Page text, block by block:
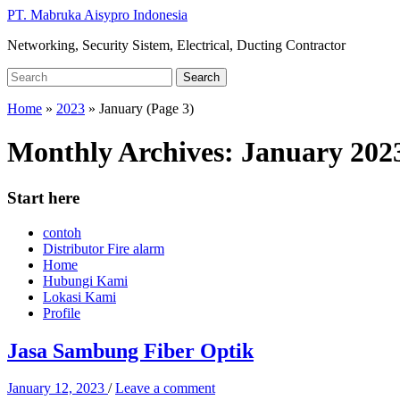
Skip
main
PT. Mabruka Aisypro Indonesia
Networking, Security Sistem, Electrical, Ducting Contractor
Search
for:
Search
Home » 2023 » January (Page 3)
Monthly Archives: January
Start here
contoh
Distributor Fire alarm
Home
Hubungi Kami
Lokasi Kami
Profile
Jasa Sambung Fiber Optik
January 12, 2023 /Leave a comment